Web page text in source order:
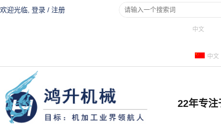
欢迎光临, 登录 / 注册
中文
中文
22年专注